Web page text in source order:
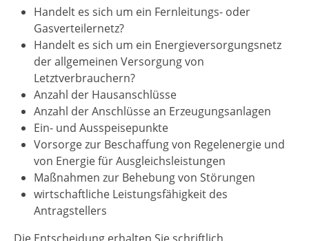
Handelt es sich um ein Fernleitungs- oder
Gasverteilernetz?
Handelt es sich um ein Energieversorgungsnetz
der allgemeinen Versorgung von
Letztverbrauchern?
Anzahl der Hausanschlüsse
Anzahl der Anschlüsse an Erzeugungsanlagen
Ein- und Ausspeisepunkte
Vorsorge zur Beschaffung von Regelenergie und
von Energie für Ausgleichsleistungen
Maßnahmen zur Behebung von Störungen
wirtschaftliche Leistungsfähigkeit des
Antragstellers